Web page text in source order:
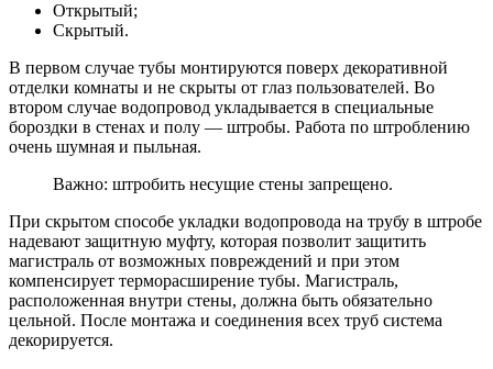
Открытый;
Скрытый.
В первом случае тубы монтируются поверх декоративной
отделки комнаты и не скрыты от глаз пользователей. Во
втором случае водопровод укладывается в специальные
бороздки в стенах и полу — штробы. Работа по штроблению
очень шумная и пыльная.
Важно: штробить несущие стены запрещено.
При скрытом способе укладки водопровода на трубу в штробе
надевают защитную муфту, которая позволит защитить
магистраль от возможных повреждений и при этом
компенсирует терморасширение тубы. Магистраль,
расположенная внутри стены, должна быть обязательно
цельной. После монтажа и соединения всех труб система
декорируется.